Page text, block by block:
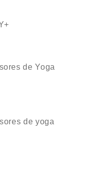
de Yoga
de yoga